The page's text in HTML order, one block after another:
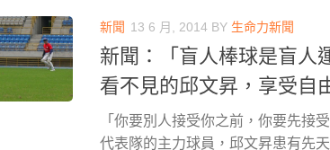
新聞 13 6 月, 2014 BY 生命力新聞
新聞：「盲人棒球是盲人
看不見的邱文昇，享受自
「你要別人接受你之前，你要先接
代表隊的主力球員，邱文昇患有先